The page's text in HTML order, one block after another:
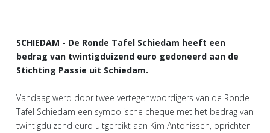
SCHIEDAM - De Ronde Tafel Schiedam heeft een
bedrag van twintigduizend euro gedoneerd aan de
Stichting Passie uit Schiedam.
Vandaag werd door twee vertegenwoordigers van de Ronde
Tafel Schiedam een symbolische cheque met het bedrag van
twintigduizend euro uitgereikt aan Kim Antonissen, oprichter